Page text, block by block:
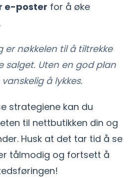
e-poster for å øke
er nøkkelen til å tiltrekke
salget. Uten en god plan
å lykkes.
strategiene kan du
til nettbutikken din og
Husk at det tar tid å se
tålmodig og fortsett å